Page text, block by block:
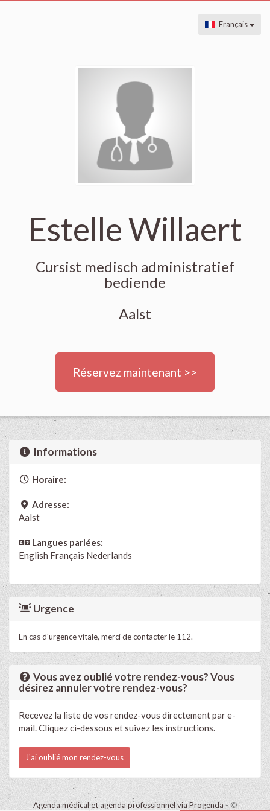
Français
Estelle Willaert
Cursist medisch administratief
bediende
Aalst
Réservez maintenant >>
Informations
Horaire:
Adresse:
Aalst
Langues parlées:
English Français Nederlands
Urgence
En cas d'urgence vitale, merci de contacter le 112.
Vous avez oublié votre rendez-vous? Vous
désirez annuler votre rendez-vous?
Recevez la liste de vos rendez-vous directement par e-
mail. Cliquez ci-dessous et suivez les instructions.
J'ai oublié mon rendez-vous
Agenda médical et agenda professionnel via Progenda - ©